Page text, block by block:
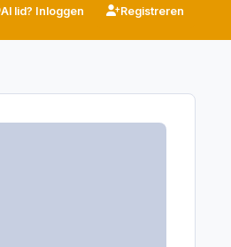
Al lid? Inloggen Registreren